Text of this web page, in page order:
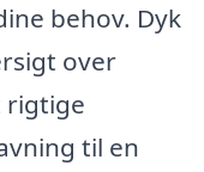
behov. Dyk
over
rigtige
til en